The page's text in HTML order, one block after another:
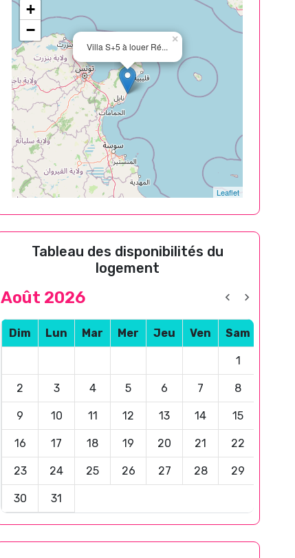
Villa S+5 à louer Ré...
×
+
−
Leaflet
Tableau des disponibilités du
logement
Août 2026
Dim Lun Mar Mer Jeu Ven Sam
1
2 3 4 5 6 7 8
9 10 11 12 13 14 15
16 17 18 19 20 21 22
23 24 25 26 27 28 29
30 31